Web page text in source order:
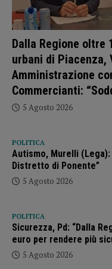
Dalla Regione oltre
urbani di Piacenza,
Amministrazione
Commercianti:
5 Agosto 2026
POLITICA
Autismo, Murelli
Distretto di Ponente”
5 Agosto 2026
POLITICA
Sicurezza, Pd: “Dalla
euro per rendere più
5 Agosto 2026